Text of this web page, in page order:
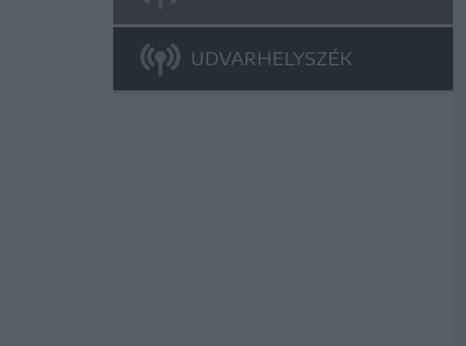
UDVARHELYSZÉK